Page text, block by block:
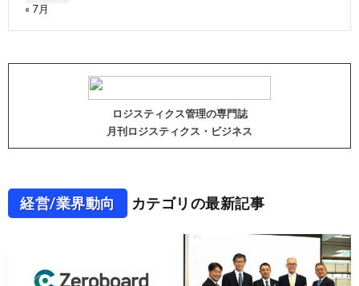
« 7月
ロジスティクス管理の専門誌
月刊ロジスティクス・ビジネス
経営/業界動向 カテゴリの最新記事